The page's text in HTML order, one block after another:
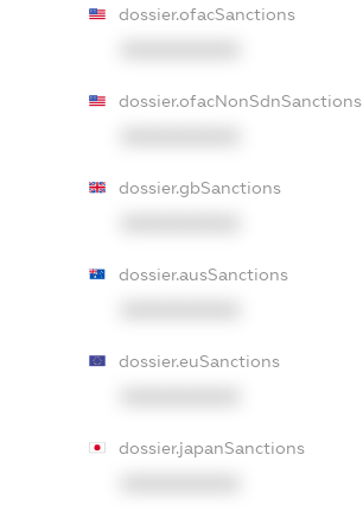
dossier.ofacSanctions
dossier.ofacNonSdnSanctions
dossier.gbSanctions
dossier.ausSanctions
dossier.euSanctions
dossier.japanSanctions